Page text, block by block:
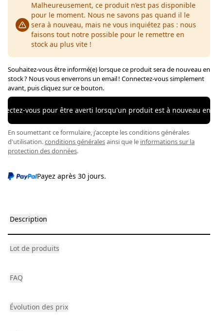
Malheureusement, ce produit n’est pas disponible
pour le moment. Nous ne savons pas quand il le
sera à nouveau, mais ne vous inquiétez pas : nous
faisons tout notre possible pour le remettre en
stock au plus vite !
Souhaitez-vous être informé(e) lorsque ce produit sera de nouveau en
stock ? Nous vous enverrons un email ! Connectez-vous simplement
avant, puis cliquez sur ce bouton.
vous pour être averti lorsqu'un produit est à nouveau en
En soumettant ce formulaire, j'accepte les conditions générales
d'utilisation.conditions généralesainsi que le informations sur la
protection des données.
Payez après 30 jours.
Description
Lot de produits
FAQ
Évolution des prix